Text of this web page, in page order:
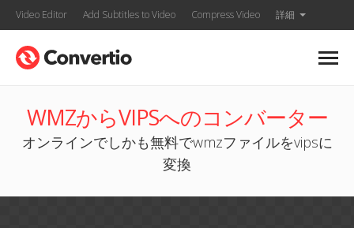
Video Editor Add Subtitles to Video Compress Video 詳細
WMZからVIPSへのコンバーター
オンラインでしかも無料でwmzファイルをvipsに
変換